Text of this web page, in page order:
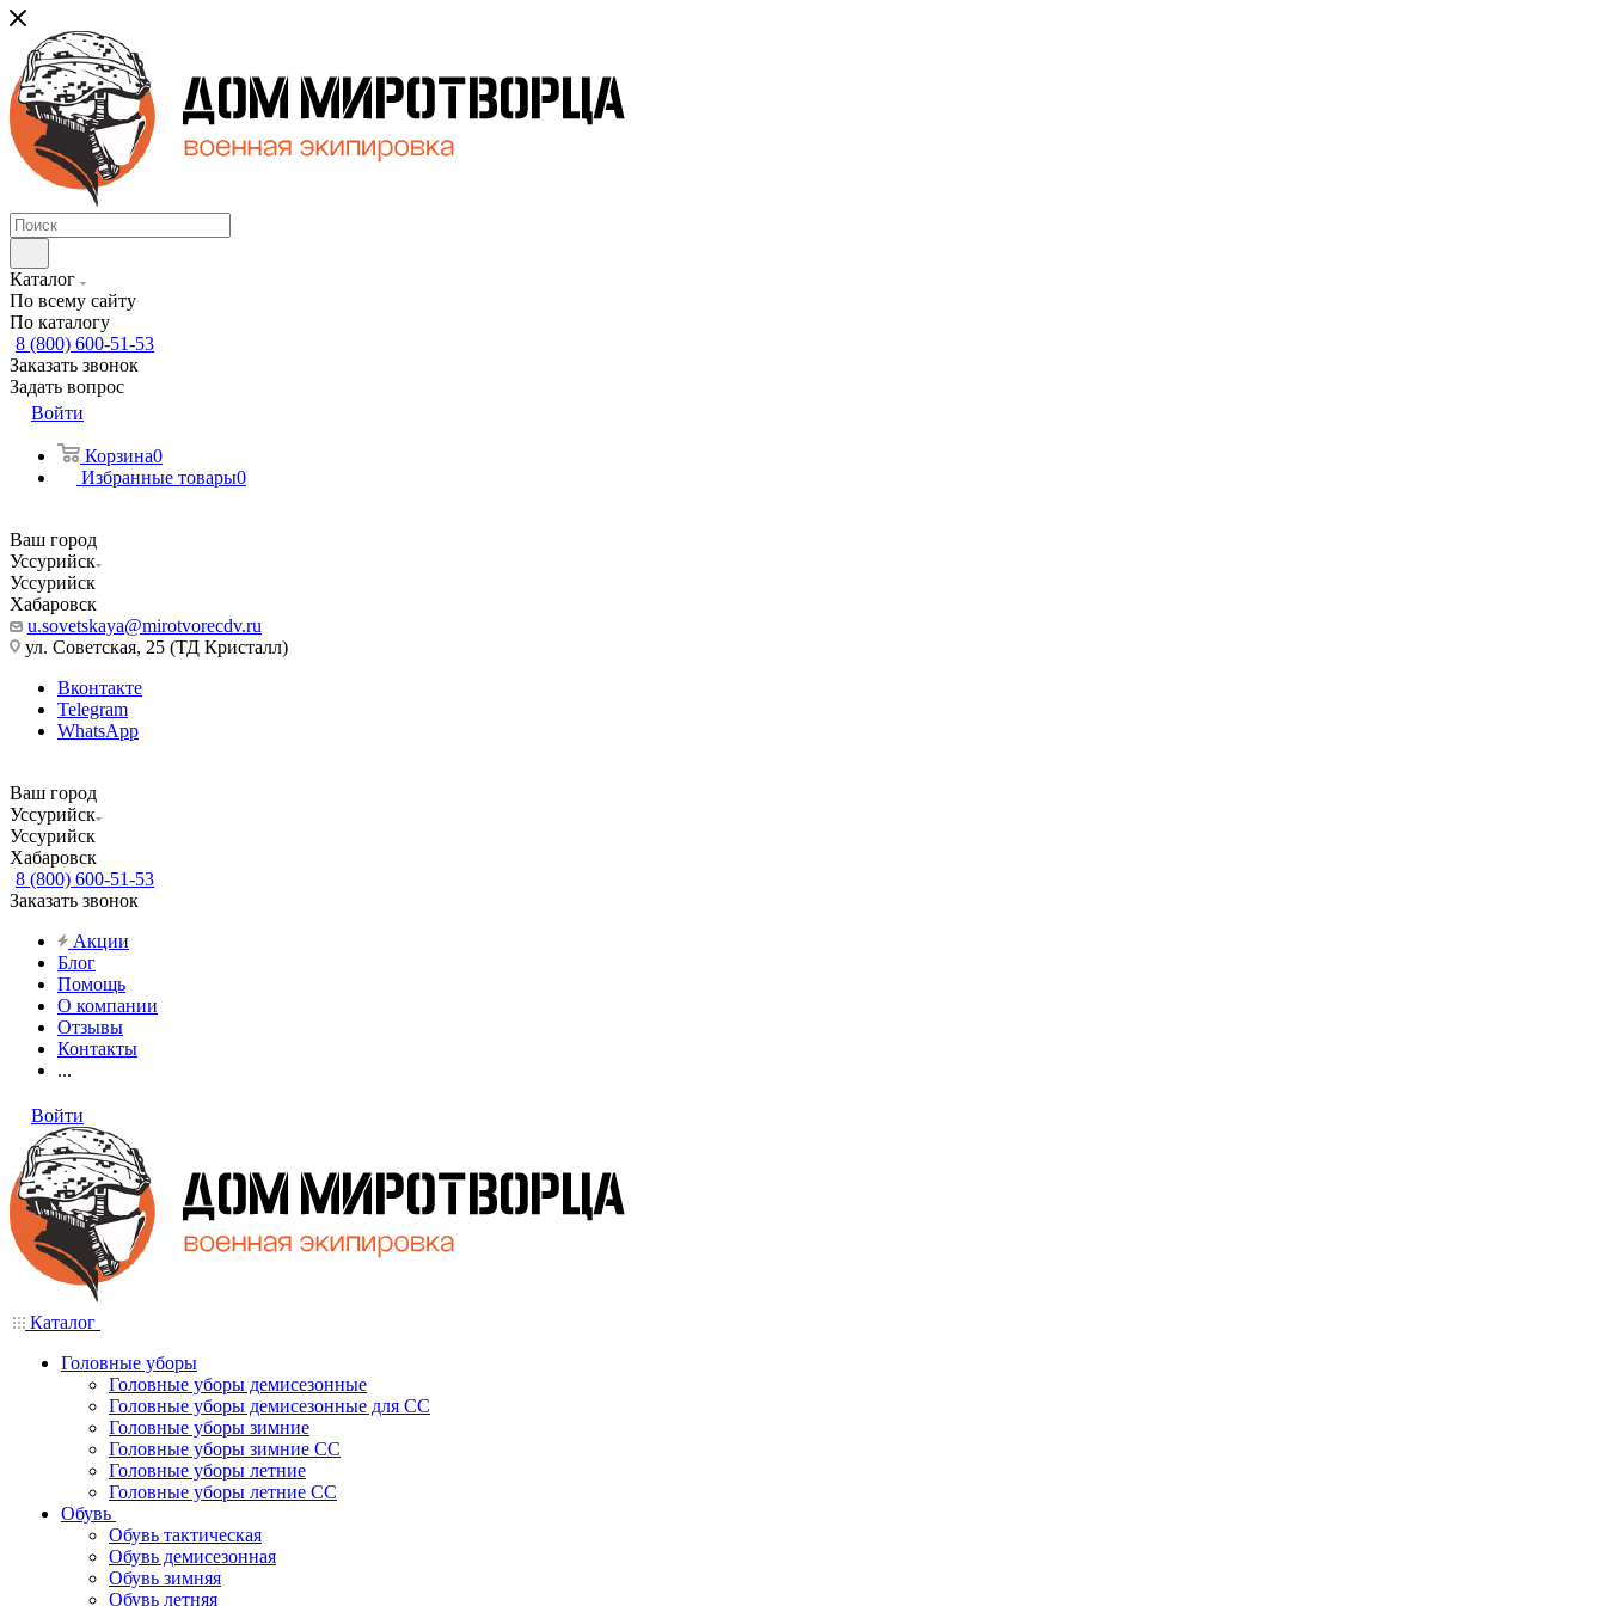
Каталог
По всему сайту
По каталогу
8 (800) 600-51-53
Заказать звонок
Задать вопрос
Войти
Корзина0
Избранные товары0
Ваш город
Уссурийск
Уссурийск
Хабаровск
u.sovetskaya@mirotvorecdv.ru
ул. Советская, 25 (ТД Кристалл)
Вконтакте
Telegram
WhatsApp
Ваш город
Уссурийск
Уссурийск
Хабаровск
8 (800) 600-51-53
Заказать звонок
Акции
Блог
Помощь
О компании
Отзывы
Контакты
...
Войти
Каталог
Головные уборы
Головные уборы демисезонные
Головные уборы демисезонные для СС
Головные уборы зимние
Головные уборы зимние СС
Головные уборы летние
Головные уборы летние СС
Обувь
Обувь тактическая
Обувь демисезонная
Обувь зимняя
Обувь летняя